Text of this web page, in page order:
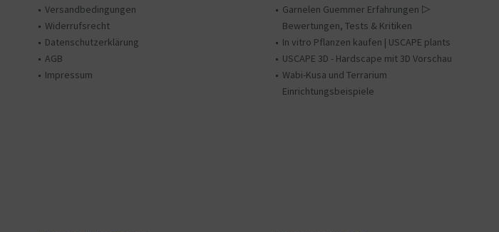
Versandbedingungen
Widerrufsrecht
Datenschutzerklärung
AGB
Impressum
Garnelen Guemmer Erfahrungen ▷
Bewertungen, Tests & Kritiken
In vitro Pflanzen kaufen | USCAPE plants
USCAPE 3D - Hardscape mit 3D Vorschau
Wabi-Kusa und Terrarium
Einrichtungsbeispiele